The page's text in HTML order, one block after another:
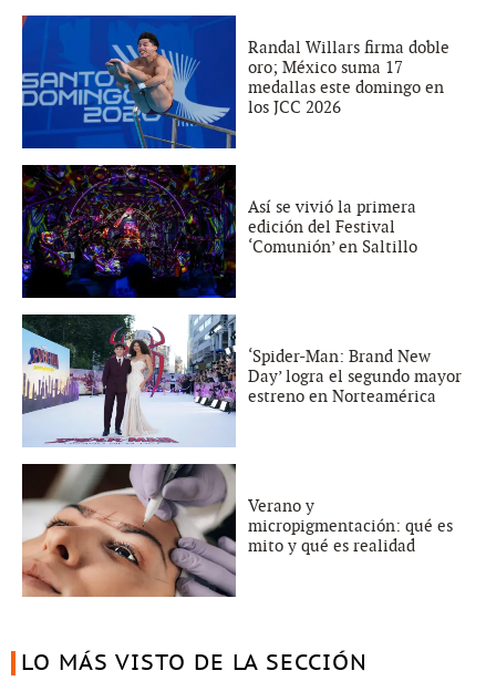
Randal Willars firma doble
oro; México suma 17
medallas este domingo en
los JCC 2026
Así se vivió la primera
edición del Festival
‘Comunión’ en Saltillo
‘Spider-Man: Brand New
Day’ logra el segundo mayor
estreno en Norteamérica
Verano y
micropigmentación: qué es
mito y qué es realidad
LO MÁS VISTO DE LA SECCIÓN